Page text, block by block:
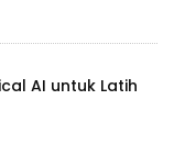
AI untuk Latih